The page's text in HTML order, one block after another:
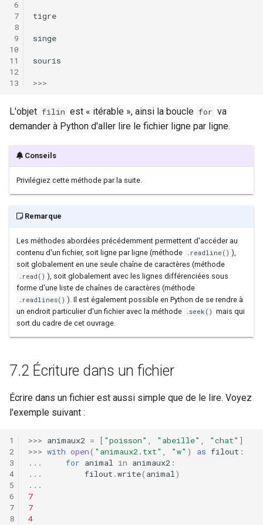
tigre
singe
souris
>>>
L'objet filin est « itérable », ainsi la boucle for va
demander à Python d'aller lire le fichier ligne par ligne.
Conseils
Privilégiez cette méthode par la suite.
Remarque
Les méthodes abordées précédemment permettent d'accéder au
contenu d'un fichier, soit ligne par ligne (méthode
.readline() ),
soit globalement en une seule chaîne de caractères (méthode
.read() ), soit globalement avec les lignes différenciées sous
forme d'une liste de chaînes de caractères (méthode
.readlines() ). Il est également possible en Python de se rendre à
un endroit particulier d'un fichier avec la méthode
.seek() mais qui
sort du cadre de cet ouvrage.
7.2 Écriture dans un fichier
Écrire dans un fichier est aussi simple que de le lire. Voyez
l'exemple suivant :
>>> animaux2 = [ "poisson" , "abeille" , "chat" ]
>>> with open( "animaux2.txt" , "w" ) as filout :
...
for animal in animaux2 :
...
filout .write( animal)
...
7
7
4